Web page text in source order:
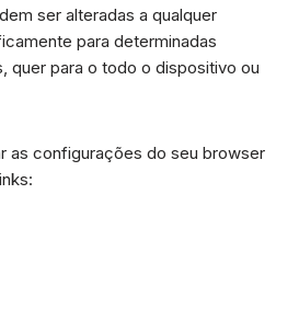
ser alteradas a qualquer
para determinadas
quer para o todo o dispositivo ou
as configurações do seu browser